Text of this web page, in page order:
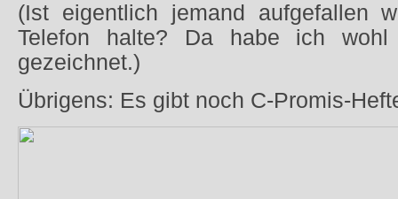
(Ist eigentlich jemand aufgefallen
Telefon halte? Da habe ich
gezeichnet.)
Übrigens: Es gibt noch C-Promis-